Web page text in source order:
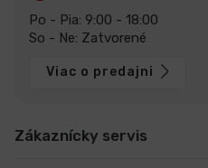
Po - Pia: 9:00 - 18:00
So - Ne: Zatvorené
Viac o predajni
Zákaznícky servis